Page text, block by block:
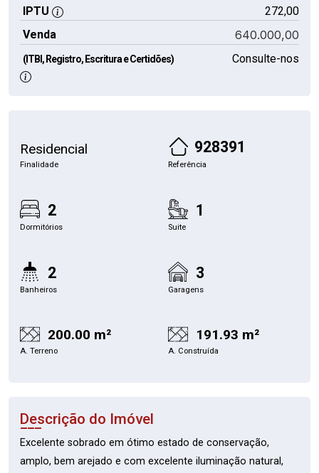
IPTU
272,00
Venda
640.000,00
(ITBI, Registro, Escritura e Certidões) Consulte-nos
Residencial
Finalidade
928391
Referência
2
Dormitórios
1
Suite
2
Banheiros
3
Garagens
200.00 m²
A. Terreno
191.93 m²
A. Construída
Descrição do Imóvel
Excelente sobrado em ótimo estado de conservação,
amplo, bem arejado e com excelente iluminação natural,